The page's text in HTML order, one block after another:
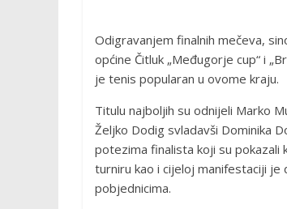
Odigravanjem finalnih mečeva,
općine Čitluk „Međugorje cup“ i
je tenis popularan u ovome kraju.
Titulu najboljih su odnijeli Marko
Željko Dodig svladavši Dominika
potezima finalista koji su
turniru kao i cijeloj manifestaciji je
pobjednicima.